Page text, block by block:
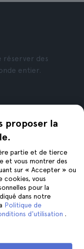
proposer la
partie et de tierce
et vous montrer des
sur « Accepter » ou
cookies, vous
pour la
dans notre
Politique de
d'utilisation .
réserver des
entier.